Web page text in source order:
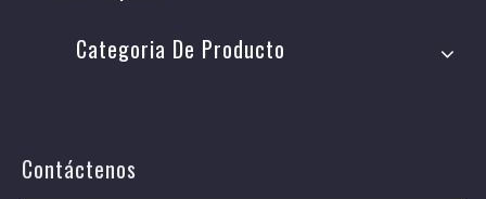
Categoria De Producto
Contáctenos